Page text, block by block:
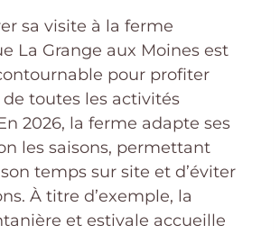
sa visite à la ferme
La Grange aux Moines est
pour profiter
toutes les activités
2026, la ferme adapte ses
les saisons, permettant
temps sur site et d’éviter
À titre d’exemple, la
et estivale accueille